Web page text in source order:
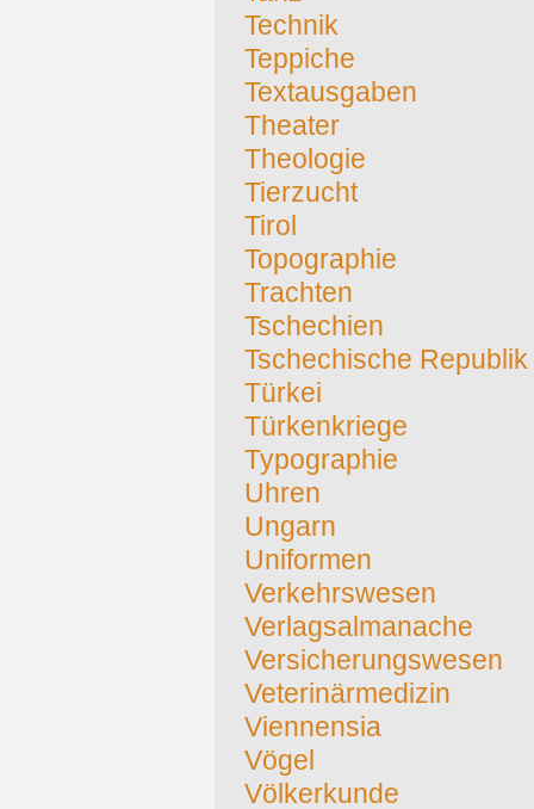
Technik
Teppiche
Textausgaben
Theater
Theologie
Tierzucht
Tirol
Topographie
Trachten
Tschechien
Tschechische Republik
Türkei
Türkenkriege
Typographie
Uhren
Ungarn
Uniformen
Verkehrswesen
Verlagsalmanache
Versicherungswesen
Veterinärmedizin
Viennensia
Vögel
Völkerkunde